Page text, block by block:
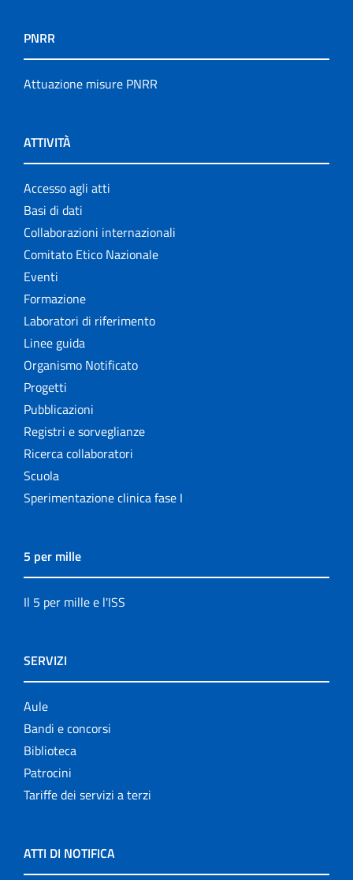
Servizi offerti
Strumenti di riferimento
The NECOBELAC project
PNRR
Attuazione misure PNRR
ATTIVITÀ
Accesso agli atti
Basi di dati
Collaborazioni internazionali
Comitato Etico Nazionale
Eventi
Formazione
Laboratori di riferimento
Linee guida
Organismo Notificato
Progetti
Pubblicazioni
Registri e sorveglianze
Ricerca collaboratori
Scuola
Sperimentazione clinica fase I
5 per mille
Il 5 per mille e l'ISS
SERVIZI
Aule
Bandi e concorsi
Biblioteca
Patrocini
Tariffe dei servizi a terzi
ATTI DI NOTIFICA